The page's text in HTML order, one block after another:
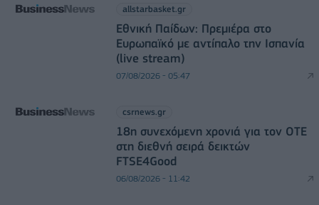
allstarbasket.gr
Εθνική Παίδων: Πρεμιέρα στο
Ευρωπαϊκό με αντίπαλο την Ισπανία
(live stream)
07/08/2026 - 05:47
csrnews.gr
18η συνεχόμενη χρονιά για τον ΟΤΕ
στη διεθνή σειρά δεικτών
FTSE4Good
06/08/2026 - 11:42